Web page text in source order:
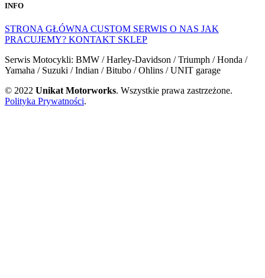
INFO
STRONA GŁÓWNA CUSTOM SERWIS O NAS JAK
PRACUJEMY? KONTAKT SKLEP
Serwis Motocykli: BMW / Harley-Davidson / Triumph / Honda /
Yamaha / Suzuki / Indian / Bitubo / Ohlins / UNIT garage
© 2022 Unikat Motorworks. Wszystkie prawa zastrzeżone.
Polityka Prywatności.